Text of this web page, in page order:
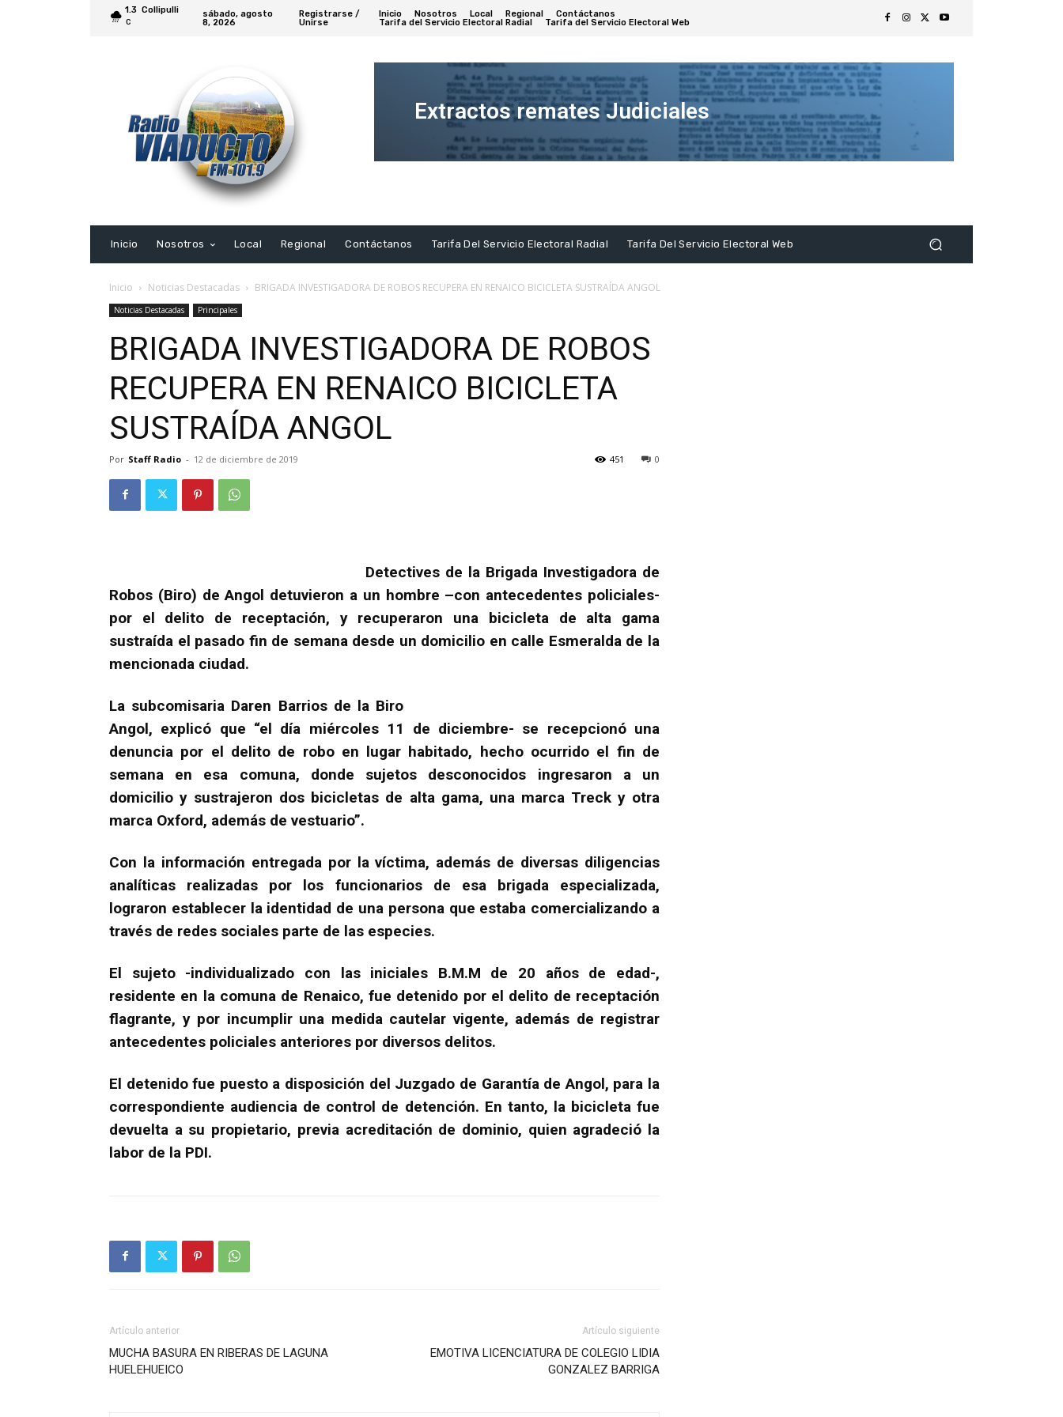
1.3
C
Collipulli
sábado, agosto
8, 2026
Registrarse /
Unirse
Inicio Nosotros Local Regional
Contáctanos
Tarifa del Servicio Electoral Radial
Tarifa del Servicio Electoral Web
Extractos remates Judiciales
Extracto
Inicio
Nosotros Local Regional Contáctanos Tarifa Del Servicio Electoral Radial Tarifa Del Servicio Electoral Web
Inicio Noticias Destacadas BRIGADA INVESTIGADORA DE ROBOS RECUPERA EN RENAICO BICICLETA SUSTRAÍDA ANGOL
Noticias Destacadas Principales
BRIGADA INVESTIGADORA DE ROBOS
RECUPERA EN RENAICO BICICLETA
SUSTRAÍDA ANGOL
Por Staff Radio - 12 de diciembre de 2019 0
451
Detectives de la Brigada Investigadora de
Robos (Biro) de Angol detuvieron a un hombre –con antecedentes policiales-
por el delito de receptación, y recuperaron una bicicleta de alta gama
sustraída el pasado fin de semana desde un domicilio en calle Esmeralda de la
mencionada ciudad.
La subcomisaria Daren Barrios de la Biro
Angol, explicó que “el día miércoles 11 de diciembre- se recepcionó una
denuncia por el delito de robo en lugar habitado, hecho ocurrido el fin de
semana en esa comuna, donde sujetos desconocidos ingresaron a un
domicilio y sustrajeron dos bicicletas de alta gama, una marca Treck y otra
marca Oxford, además de vestuario”.
Con la información entregada por la víctima, además de diversas diligencias
analíticas realizadas por los funcionarios de esa brigada especializada,
lograron establecer la identidad de una persona que estaba comercializando a
través de redes sociales parte de las especies.
El sujeto -individualizado con las iniciales B.M.M de 20 años de edad-,
residente en la comuna de Renaico, fue detenido por el delito de receptación
flagrante, y por incumplir una medida cautelar vigente, además de registrar
antecedentes policiales anteriores por diversos delitos.
El detenido fue puesto a disposición del Juzgado de Garantía de Angol, para la
correspondiente audiencia de control de detención. En tanto, la bicicleta fue
devuelta a su propietario, previa acreditación de dominio, quien agradeció la
labor de la PDI.
Artículo anterior
MUCHA BASURA EN RIBERAS DE LAGUNA
HUELEHUEICO
Artículo siguiente
EMOTIVA LICENCIATURA DE COLEGIO LIDIA
GONZALEZ BARRIGA